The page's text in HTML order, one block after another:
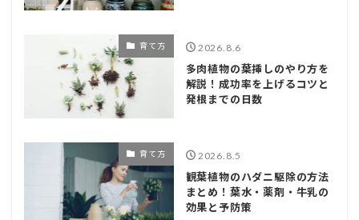
育て方 2026.8.6
多肉植物の葉挿しのやり方を
解説！成功率を上げるコツと
発根までの日数
育て方 2026.8.5
観葉植物のハダニ駆除の方法
まとめ！葉水・薬剤・牛乳の
効果と予防策